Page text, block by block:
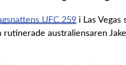
UFC 259 i Las
australiensaren